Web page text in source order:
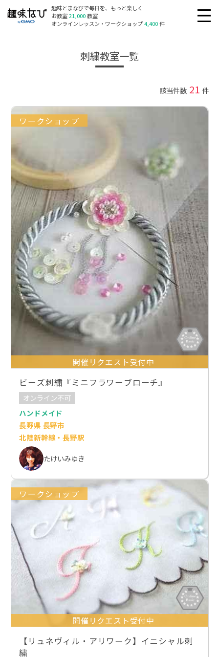
趣味とまなびで毎日を、もっと楽しく
お教室21,000教室
オンラインレッスン・ワークショップ4,400件
刺繍教室一覧
該当件数 21 件
ワークショップ
開催リクエスト受付中
ビーズ刺繍『ミニフラワーブローチ』
オンライン不可
ハンドメイド
長野県 長野市
北陸新幹線・長野駅
たけいみゆき
ワークショップ
開催リクエスト受付中
【リュネヴィル・アリワーク】イニシャル刺
繍